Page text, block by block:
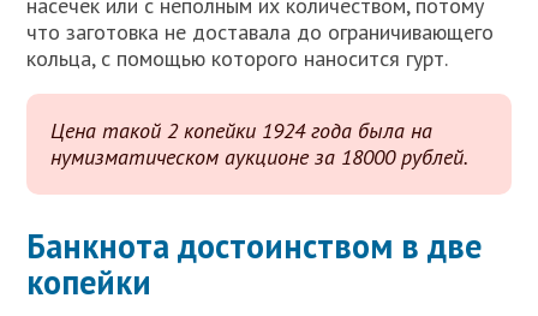
что заготовка не доставала до ограничивающего
кольца, с помощью которого наносится гурт.
Цена такой 2 копейки 1924 года была на
нумизматическом аукционе за 18000 рублей.
Банкнота достоинством в две
копейки